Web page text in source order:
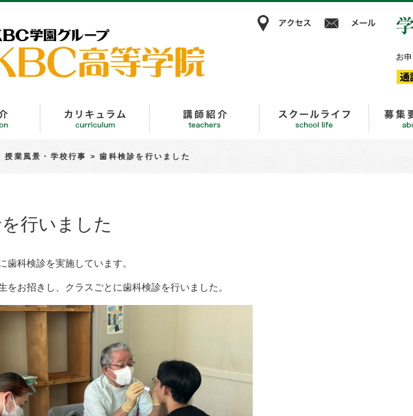
KBC高等学院 アクセス メー
学校紹介 進路・キャリア教育 講師紹介 スクー
授業風景・学校行事 >歯科検診を行いました
行いました
歯科検診を実施しています。
をお招きし、クラスごとに歯科検診を行いました。